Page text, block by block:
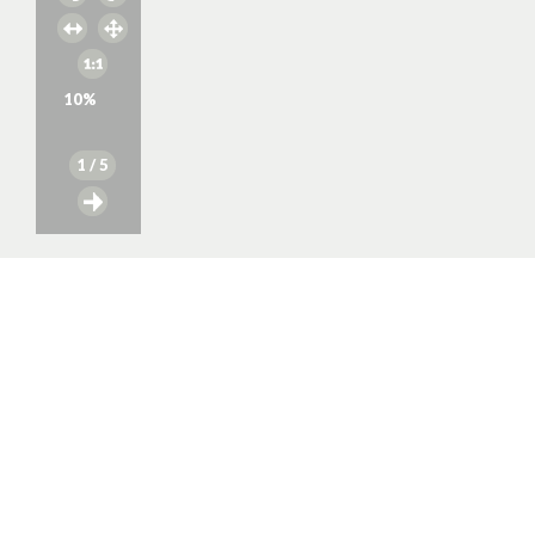
10%
1 / 5